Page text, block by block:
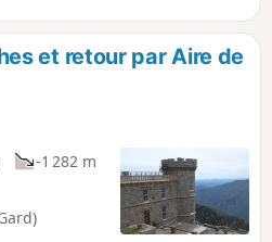
et retour par Aire de
-1 282 m